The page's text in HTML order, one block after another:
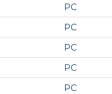
PC
PC
PC
PC
PC